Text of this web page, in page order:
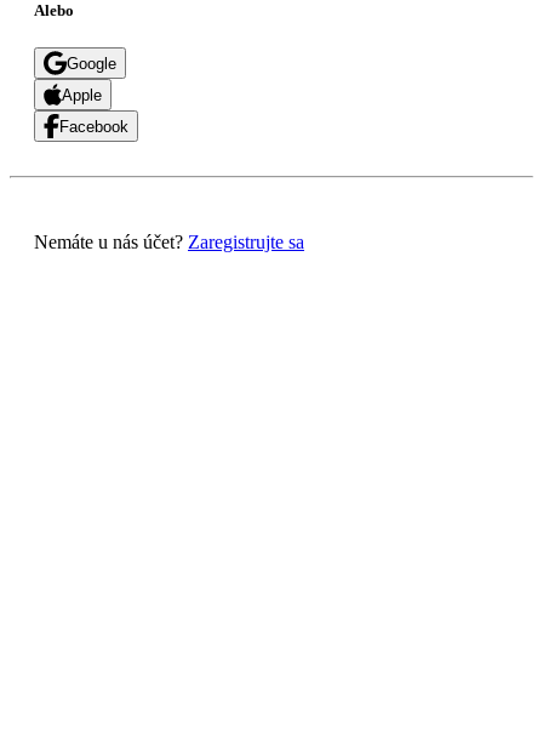
Alebo
Google
Apple
Facebook
Nemáte u nás účet? Zaregistrujte sa